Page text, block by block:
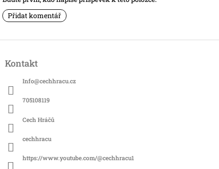
Přidat komentář
pKontakt
Info@cechhracu.cz
705108119
Cech Hráčů
cechhracu
https://www.youtube.com/@cechhracu1